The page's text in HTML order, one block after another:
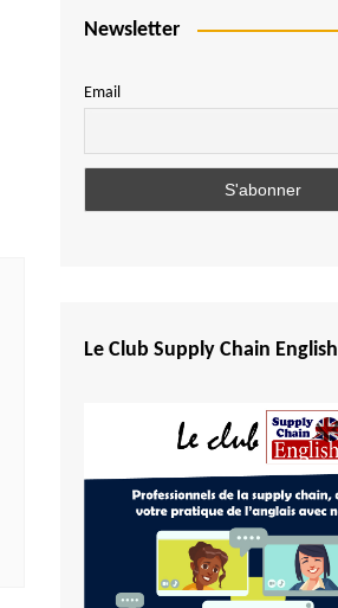
Newsletter
Email
Le Club Supply Chain English